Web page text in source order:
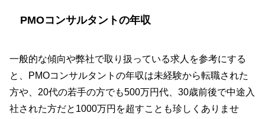
PMOコンサルタントの年収
一般的な傾向や弊社で取り扱っている求人を参考にする
と、PMOコンサルタントの年収は未経験から転職された
方や、20代の若手の方でも500万円代、30歳前後で中途入
社された方だと1000万円を超すことも珍しくありませ